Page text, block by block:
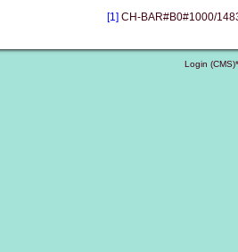
[1]CH-BAR#B0#1000/
Login (CMS)*